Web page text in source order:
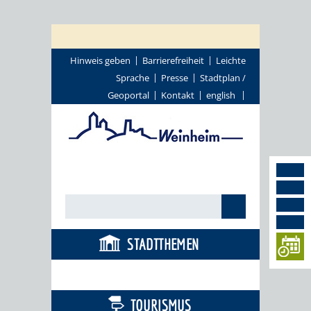
Hinweis geben Barrierefreiheit
Leichte
Sprache
Presse
Stadtplan /
Geoportal
Kontakt english
STADTTHEMEN
TOURISMUS